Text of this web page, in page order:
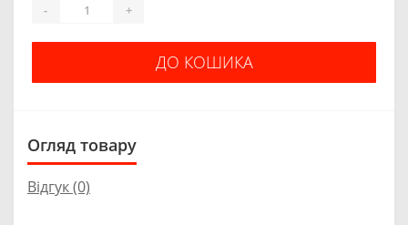
- +
ДО КОШИКА
Огляд товару
Відгук (0)